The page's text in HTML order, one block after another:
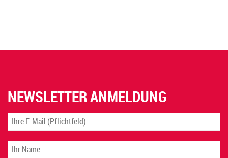
NEWSLETTER ANMELDUNG